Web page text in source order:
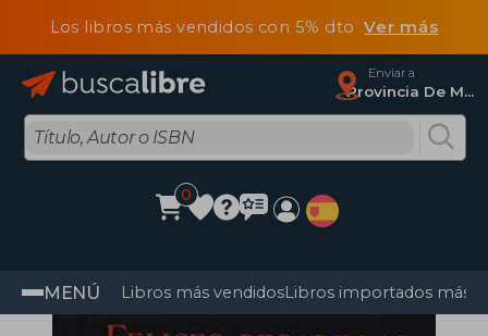
Los libros más vendidos con 5% dtoVer más
Enviar a
Provincia De Madrid
0
MENÚ Libros más vendidosLibros importados más